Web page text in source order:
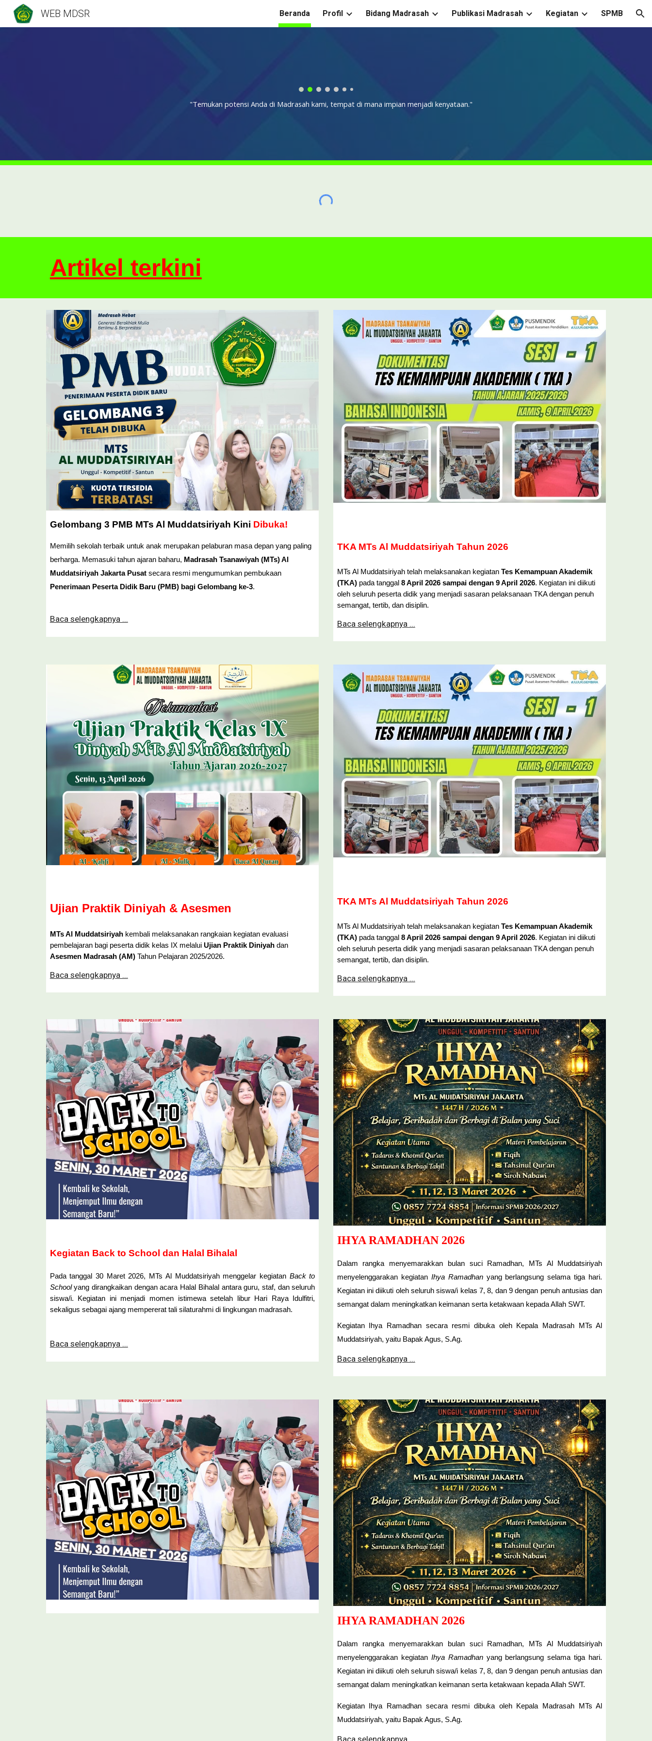
Skip to navigation
WEB MDSR Beranda Profil Bidang Madrasah Publikasi Madrasah Kegiatan SPMB
"Temukan potensi Anda di Madrasah kami, tempat di mana impian menjadi kenyataan."
Artikel terkini
Gelombang 3 PMB MTs Al Muddatsiriyah Kini Dibuka!
Memilih sekolah terbaik untuk anak merupakan pelaburan masa depan yang paling
berharga. Memasuki tahun ajaran baharu, Madrasah Tsanawiyah (MTs) Al
Muddatsiriyah Jakarta Pusatsecara resmi mengumumkan pembukaan
Penerimaan Peserta Didik Baru (PMB) bagi Gelombang ke-3.
Baca selengkapnya ...
TKA MTs Al Muddatsiriyah Tahun 2026
MTs Al Muddatsiriyah telah melaksanakan kegiatan Tes Kemampuan Akademik
(TKA)pada tanggal 8 April 2026 sampai dengan 9 April 2026. Kegiatan ini diikuti
oleh seluruh peserta didik yang menjadi sasaran pelaksanaan TKA dengan penuh
semangat, tertib, dan disiplin.
Baca selengkapnya ...
Ujian Praktik Diniyah & Asesmen
MTs Al Muddatsiriyahkembali melaksanakan rangkaian kegiatan evaluasi
pembelajaran bagi peserta didik kelas IX melalui Ujian Praktik Diniyahdan
Asesmen Madrasah (AM)Tahun Pelajaran 2025/2026.
Baca selengkapnya ...
TKA MTs Al Muddatsiriyah Tahun 2026
MTs Al Muddatsiriyah telah melaksanakan kegiatan Tes Kemampuan Akademik
(TKA)pada tanggal 8 April 2026 sampai dengan 9 April 2026. Kegiatan ini diikuti
oleh seluruh peserta didik yang menjadi sasaran pelaksanaan TKA dengan penuh
semangat, tertib, dan disiplin.
Baca selengkapnya ...
Kegiatan Back to School dan Halal Bihalal
Pada tanggal 30 Maret 2026, MTs Al Muddatsiriyah menggelar kegiatan Back to
Schoolyang dirangkaikan dengan acara Halal Bihalal antara guru, staf, dan seluruh
siswa/i. Kegiatan ini menjadi momen istimewa setelah libur Hari Raya Idulfitri,
sekaligus sebagai ajang mempererat tali silaturahmi di lingkungan madrasah.
Baca selengkapnya ...
IHYA RAMADHAN 2026
Dalam rangka menyemarakkan bulan suci Ramadhan, MTs Al Muddatsiriyah
menyelenggarakan kegiatan Ihya Ramadhanyang berlangsung selama tiga hari.
Kegiatan ini diikuti oleh seluruh siswa/i kelas 7, 8, dan 9 dengan penuh antusias dan
semangat dalam meningkatkan keimanan serta ketakwaan kepada Allah SWT.
Kegiatan Ihya Ramadhan secara resmi dibuka oleh Kepala Madrasah MTs Al
Muddatsiriyah, yaitu Bapak Agus, S.Ag.
Baca selengkapnya ...
IHYA RAMADHAN 2026
Dalam rangka menyemarakkan bulan suci Ramadhan, MTs Al Muddatsiriyah
menyelenggarakan kegiatan Ihya Ramadhanyang berlangsung selama tiga hari.
Kegiatan ini diikuti oleh seluruh siswa/i kelas 7, 8, dan 9 dengan penuh antusias dan
semangat dalam meningkatkan keimanan serta ketakwaan kepada Allah SWT.
Kegiatan Ihya Ramadhan secara resmi dibuka oleh Kepala Madrasah MTs Al
Muddatsiriyah, yaitu Bapak Agus, S.Ag.
Baca selengkapnya ...